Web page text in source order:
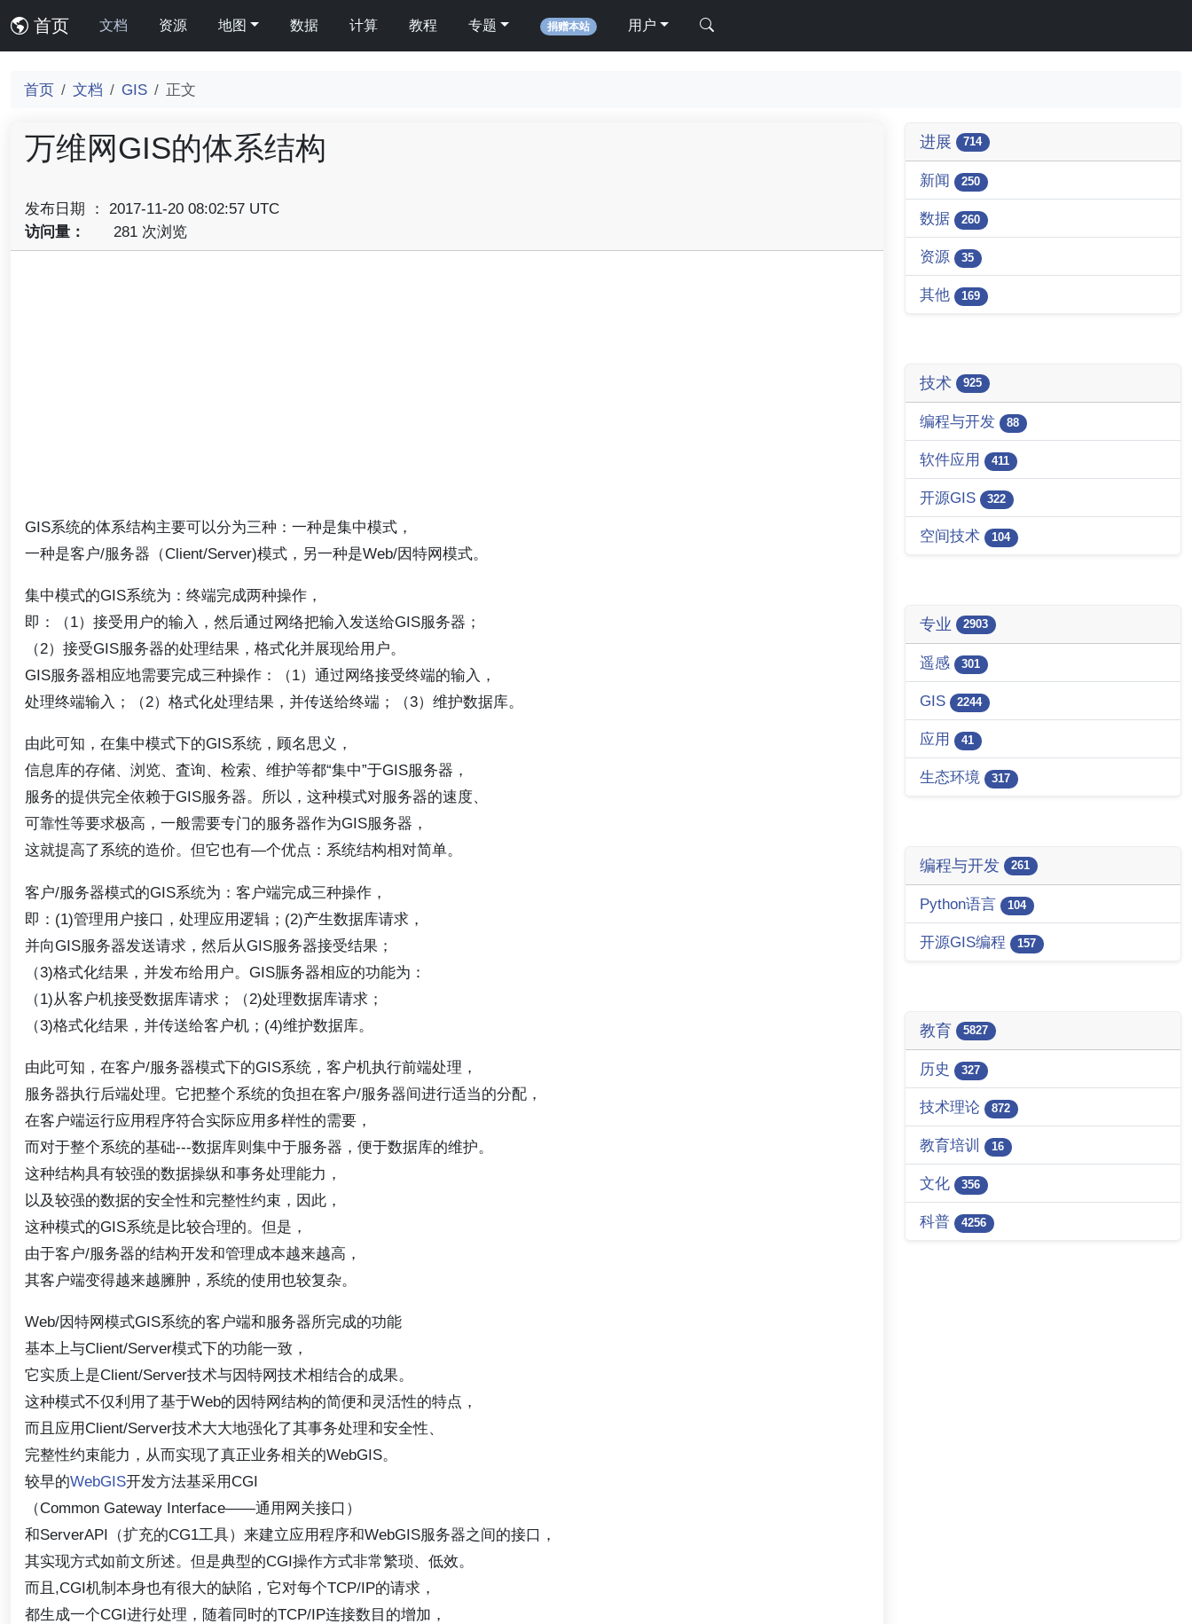
首页 文档 资源 地图 数据 计算 教程 专题 捐赠本站 用户
首页 文档 GIS 正文
万维网GIS的体系结构
发布日期 ： 2017-11-20 08:02:57 UTC
访问量：
281 次浏览
GIS系统的体系结构主要可以分为三种：一种是集中模式，
一种是客户/服务器（Client/Server)模式，另一种是Web/因特网模式。
集中模式的GIS系统为：终端完成两种操作，
即：（1）接受用户的输入，然后通过网络把输入发送给GIS服务器；
（2）接受GIS服务器的处理结果，格式化并展现给用户。
GIS服务器相应地需要完成三种操作：（1）通过网络接受终端的输入，
处理终端输入；（2）格式化处理结果，并传送给终端；（3）维护数据库。
由此可知，在集中模式下的GIS系统，顾名思义，
信息库的存储、浏览、査询、检索、维护等都“集中”于GIS服务器，
服务的提供完全依赖于GIS服务器。所以，这种模式对服务器的速度、
可靠性等要求极高，一般需要专门的服务器作为GIS服务器，
这就提高了系统的造价。但它也有—个优点：系统结构相对简单。
客户/服务器模式的GIS系统为：客户端完成三种操作，
即：(1)管理用户接口，处理应用逻辑；(2)产生数据库请求，
并向GIS服务器发送请求，然后从GIS服务器接受结果；
（3)格式化结果，并发布给用户。GIS脤务器相应的功能为：
（1)从客户机接受数据库请求；（2)处理数据库请求；
（3)格式化结果，并传送给客户机；(4)维护数据库。
由此可知，在客户/服务器模式下的GIS系统，客户机执行前端处理，
服务器执行后端处理。它把整个系统的负担在客户/服务器间进行适当的分配，
在客户端运行应用程序符合实际应用多样性的需要，
而对于整个系统的基础---数据库则集中于服务器，便于数据库的维护。
这种结构具有较强的数据操纵和事务处理能力，
以及较强的数据的安全性和完整性约束，因此，
这种模式的GIS系统是比较合理的。但是，
由于客户/服务器的结构开发和管理成本越来越高，
其客户端变得越来越臃肿，系统的使用也较复杂。
Web/因特网模式GIS系统的客户端和服务器所完成的功能
基本上与Client/Server模式下的功能一致，
它实质上是Client/Server技术与因特网技术相结合的成果。
这种模式不仅利用了基于Web的因特网结构的简便和灵活性的特点，
而且应用Client/Server技术大大地强化了其事务处理和安全性、
完整性约束能力，从而实现了真正业务相关的WebGIS。
较早的WebGIS开发方法基采用CGI
（Common Gateway Interface——通用网关接口）
和ServerAPI（扩充的CG1工具）来建立应用程序和WebGIS服务器之间的接口，
其实现方式如前文所述。但是典型的CGI操作方式非常繁琐、低效。
而且,CGI机制本身也有很大的缺陷，它对每个TCP/IP的请求，
都生成一个CGI进行处理，随着同时的TCP/IP连接数目的增加，
进展 714
新闻 250
数据 260
资源 35
其他 169
技术 925
编程与开发 88
软件应用 411
开源GIS 322
空间技术 104
专业 2903
遥感 301
GIS 2244
应用 41
生态环境 317
编程与开发 261
Python语言 104
开源GIS编程 157
教育 5827
历史 327
技术理论 872
教育培训 16
文化 356
科普 4256